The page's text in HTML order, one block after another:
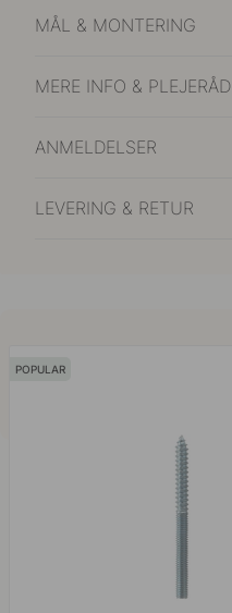
MÅL & MONTERING
MERE INFO & PLEJERÅD
ANMELDELSER
LEVERING & RETUR
POPULAR